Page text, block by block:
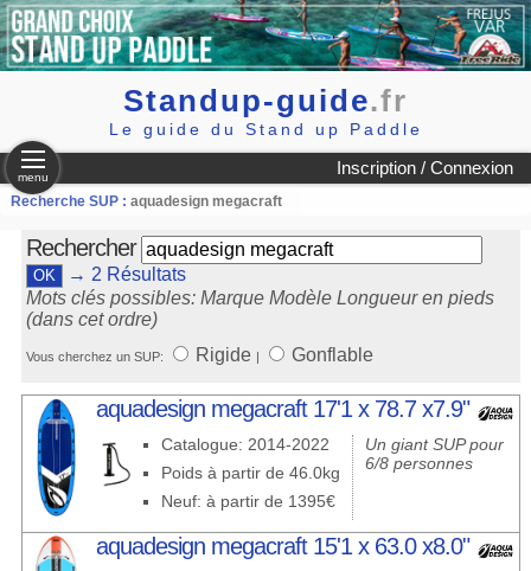
Standup-guide.fr
Le guide du Stand up Paddle
Inscription / Connexion
menu
Recherche SUP : aquadesign megacraft
Rechercher
→ 2 Résultats
Mots clés possibles: Marque Modèle Longueur en pieds
(dans cet ordre)
Vous cherchez un SUP: Rigide | Gonflable
aquadesign megacraft 17'1 x 78.7 x7.9"
Catalogue: 2014-2022
Poids à partir de 46.0kg
Neuf: à partir de 1395€
Un giant SUP pour
6/8 personnes
aquadesign megacraft 15'1 x 63.0 x8.0"